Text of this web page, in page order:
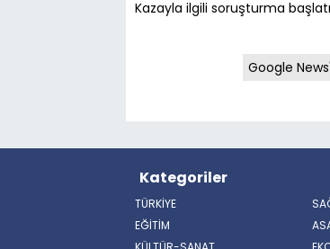
Kazayla ilgili soruşturma
Google
Kategoriler
TÜRKİYE
EĞİTİM